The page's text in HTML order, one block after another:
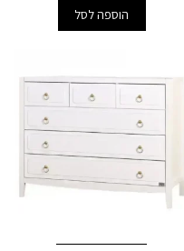
הוספה לסל